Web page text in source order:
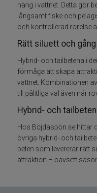
Skeddrag
Havsfiske
PowerBait/Gulp
Trollingbeten
Spinnflugor
Fiskelinor
Småplock
häng i vattnet. Detta gör
långsamt fiske och
och kontrollerad rörelse
Rätt siluett och
Hybrid- och tailbetena i
förmåga att skapa
vattnet. Kombinationen
till pålitliga val även när
Hybrid- och
Hos Böjdaspön.se hittar
övriga hybrid- och
beten som levererar rätt
attraktion – oavsett